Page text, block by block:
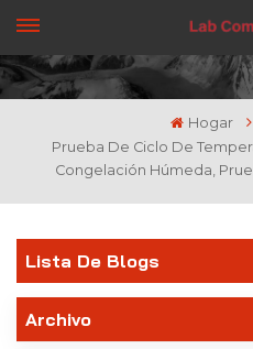
CONSIGUE UNA
Hogar
Prueba De Ciclo De
Congelación Húmeda,
Lista De Blogs
Archivo